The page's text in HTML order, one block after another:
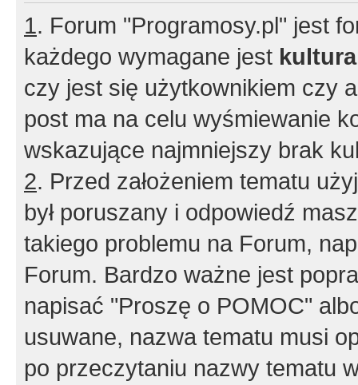
1. Forum "Programosy.pl" jest
każdego wymagane jest
czy jest się użytkownikiem czy
post ma na celu wyśmiewanie
wskazujące najmniejszy brak
2. Przed założeniem tematu
był poruszany i odpowiedź
takiego problemu na Forum,
Forum. Bardzo ważne jest
napisać "Proszę o POMOC"
usuwane, nazwa tematu musi
po przeczytaniu nazwy tematu